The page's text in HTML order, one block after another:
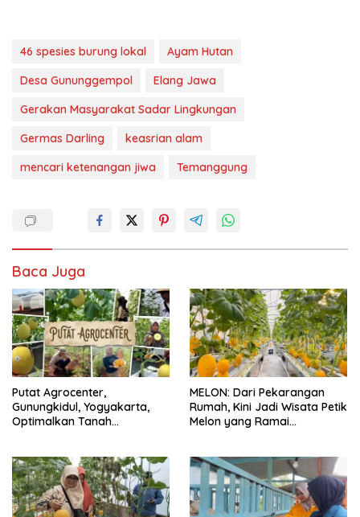
46 spesies burung lokal
Ayam Hutan
Desa Gununggempol
Elang Jawa
Gerakan Masyarakat Sadar Lingkungan
Germas Darling
keasrian alam
mencari ketenangan jiwa
Temanggung
Baca Juga
Putat Agrocenter,
Gunungkidul, Yogyakarta,
Optimalkan Tanah
MELON: Dari Pekarangan
Rumah, Kini Jadi Wisata Petik
Melon yang Ramai